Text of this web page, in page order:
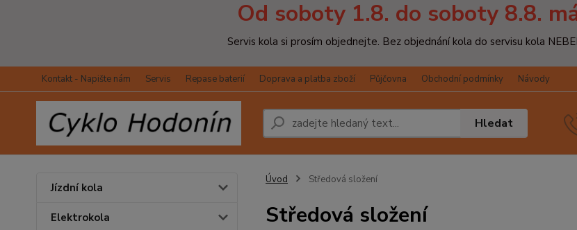
Od soboty 1.8. do soboty 8.8.
Servis kola si prosím objednejte. Bez objednání kola do servisu kola
Kontakt - Napište nám Servis Repase baterií Doprava a platba zboží Půjčovna Obchodní podmínky Návody
Hledat
Jízdní kola
Elektrokola
Úvod Středová složení
Středová složení